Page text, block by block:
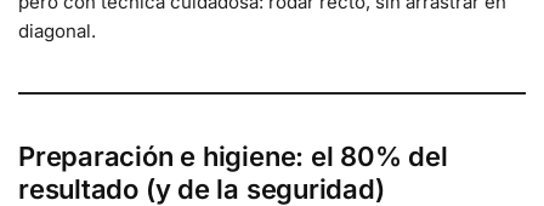
diagonal.
Preparación e higiene: el 80% del
resultado (y de la seguridad)